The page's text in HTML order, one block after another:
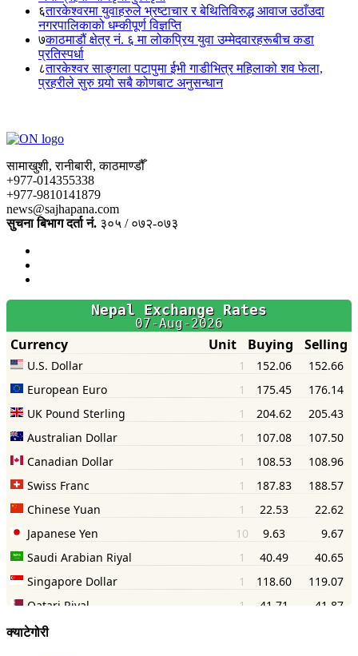
६तारकेश्वरमा युवाहरुले भ्रष्टाचार र बेथितिविरुद्ध आवाज उठाँउदा
नगरपालिकाको धम्कीपूर्ण विज्ञप्ति
७काठमाडौं क्षेत्र नं. ६ मा लोकप्रिय युवा उम्मेदवारहरूबीच कडा
प्रतिस्पर्धा
८तारकेश्वर साङ्गला पटापुमा ईभी गाडीभित्र महिलाको शव फेला,
प्रहरीले सुरु गर्‍यो सबै कोणबाट अनुसन्धान
सामाखुशी, रानीबारी, काठमाण्डौँ
+977-014355338
+977-9810141879
news@sajhapana.com
सुचना बिभाग दर्ता नं. ३०५ / ०७२-०७३
क्याटेगोरी